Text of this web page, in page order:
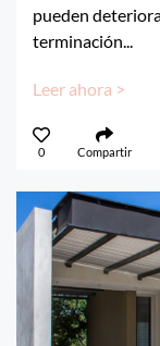
pueden
terminación...
Leer ahora >
0 Compartir